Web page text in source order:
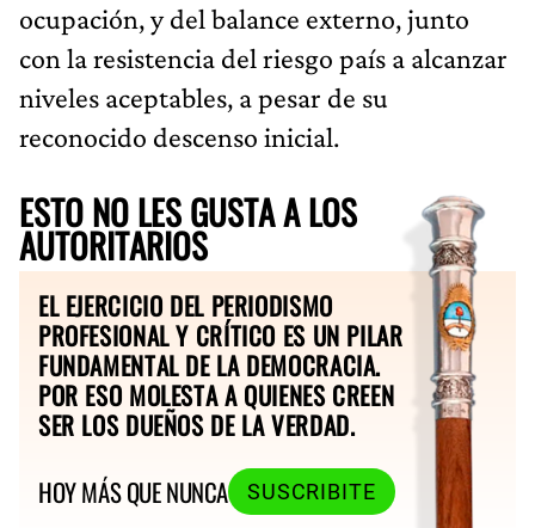
ocupación, y del balance externo, junto
con la resistencia del riesgo país a alcanzar
niveles aceptables, a pesar de su
reconocido descenso inicial.
ESTO NO LES GUSTA A LOS
AUTORITARIOS
EL EJERCICIO DEL PERIODISMO
PROFESIONAL Y CRÍTICO ES UN PILAR
FUNDAMENTAL DE LA DEMOCRACIA.
POR ESO MOLESTA A QUIENES CREEN
SER LOS DUEÑOS DE LA VERDAD.
HOY MÁS QUE NUNCA
SUSCRIBITE